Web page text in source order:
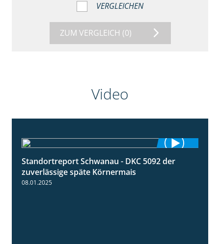
VERGLEICHEN
ZUM VERGLEICH (0)
Video
1:18
Standortreport Schwanau - DKC 5092 der
zuverlässige späte Körnermais
08.01.2025